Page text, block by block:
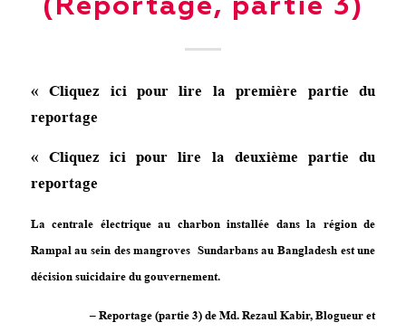
(Reportage, partie 3)
« Cliquez ici pour lire la première partie du
reportage
« Cliquez ici pour lire la deuxième partie du
reportage
La centrale électrique au charbon installée dans la région de
Rampal au sein des mangroves Sundarbans au Bangladesh est une
décision suicidaire du gouvernement.
– Reportage (partie 3) de Md. Rezaul Kabir, Blogueur et